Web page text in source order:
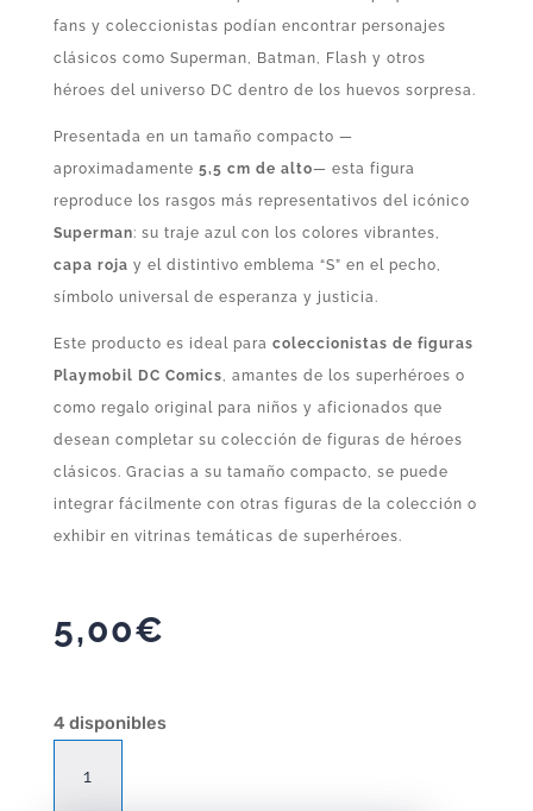
fans y coleccionistas podían encontrar personajes
clásicos como Superman, Batman, Flash y otros
héroes del universo DC dentro de los huevos sorpresa.
Presentada en un tamaño compacto —
aproximadamente 5,5 cm de alto— esta figura
reproduce los rasgos más representativos del icónico
Superman: su traje azul con los colores vibrantes,
capa roja y el distintivo emblema “S” en el pecho,
símbolo universal de esperanza y justicia.
Este producto es ideal para coleccionistas de figuras
Playmobil DC Comics, amantes de los superhéroes o
como regalo original para niños y aficionados que
desean completar su colección de figuras de héroes
clásicos. Gracias a su tamaño compacto, se puede
integrar fácilmente con otras figuras de la colección o
exhibir en vitrinas temáticas de superhéroes.
5,00€
4 disponibles
Playmobil